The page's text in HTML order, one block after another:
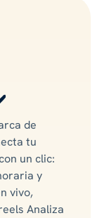
de
tu
un clic:
y
vivo,
Analiza